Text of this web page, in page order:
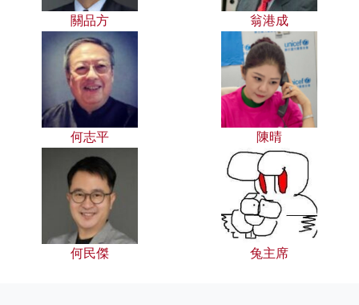
關品方 翁港成
何志平 陳晴
何民傑 兔主席